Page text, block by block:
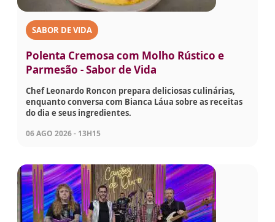
SABOR DE VIDA
Polenta Cremosa com Molho Rústico e
Parmesão - Sabor de Vida
Chef Leonardo Roncon prepara deliciosas culinárias,
enquanto conversa com Bianca Láua sobre as receitas
do dia e seus ingredientes.
06 AGO 2026 - 13H15